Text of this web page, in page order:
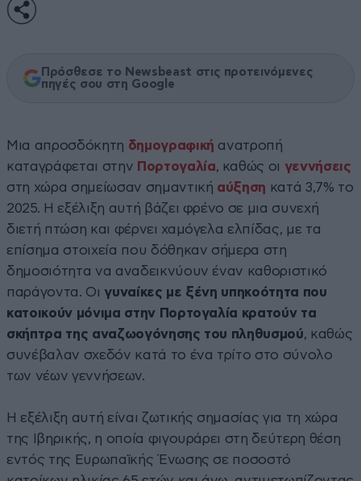
Πρόσθεσε το Newsbeast στις προτεινόμενες
πηγές σου στη Google
Μια απροσδόκητη δημογραφική ανατροπή
καταγράφεται στην Πορτογαλία, καθώς οι γεννήσεις
στη χώρα σημείωσαν σημαντική αύξηση κατά 3,7% το
2025. Η εξέλιξη αυτή βάζει φρένο σε μια συνεχή
διετή πτώση και φέρνει χαμόγελα ελπίδας, με τα
επίσημα στοιχεία που δόθηκαν σήμερα στη
δημοσιότητα να αναδεικνύουν έναν καθοριστικό
παράγοντα. Οι γυναίκες με ξένη υπηκοότητα που
κατοικούν μόνιμα στην Πορτογαλία κρατούν τα
σκήπτρα της αναζωογόνησης του πληθυσμού, καθώς
συνέβαλαν σχεδόν κατά το ένα τρίτο στο σύνολο
των νέων γεννήσεων.
Η εξέλιξη αυτή είναι ζωτικής σημασίας για τη χώρα
της Ιβηρικής, η οποία φιγουράρει στη δεύτερη θέση
εντός της Ευρωπαϊκής Ένωσης σε ποσοστό